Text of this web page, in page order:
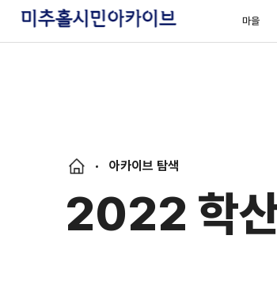
마을
아카이브 탐색
2022 학산